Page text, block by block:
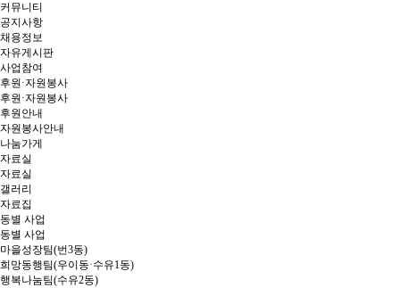
커뮤니티
공지사항
채용정보
자유게시판
사업참여
후원·자원봉사
후원·자원봉사
후원안내
자원봉사안내
나눔가게
자료실
자료실
갤러리
자료집
동별 사업
동별 사업
마을성장팀(번3동)
희망동행팀(우이동·수유1동)
행복나눔팀(수유2동)